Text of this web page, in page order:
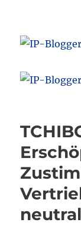
IP-